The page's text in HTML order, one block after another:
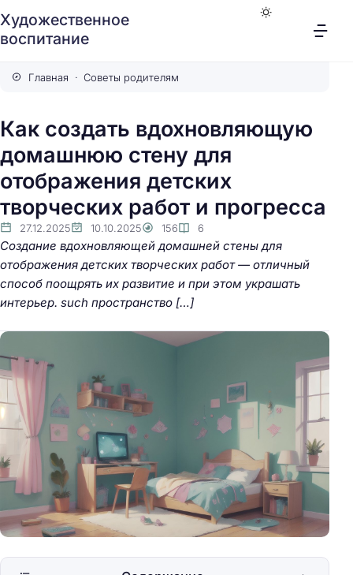
Художественное
воспитание
Главная Советы родителям
Как создать вдохновляющую
домашнюю стену для
отображения детских
творческих работ и прогресса
27.12.2025 10.10.2025 156 6
Создание вдохновляющей домашней стены для
отображения детских творческих работ — отличный
способ поощрять их развитие и при этом украшать
интерьер. such пространство […]